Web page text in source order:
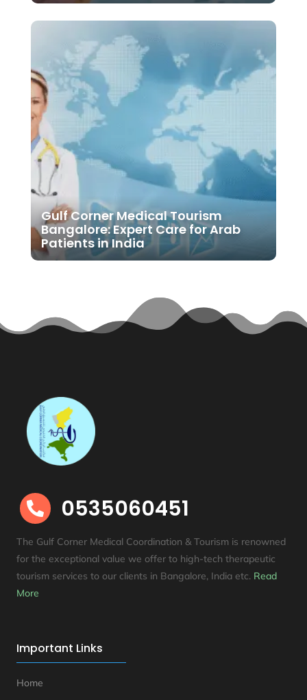
Gulf Corner Medical Tourism
Bangalore: Expert Care for Arab
Patients in India
 0535060451
The Gulf Corner Medical Coordination & Tourism is renowned
for the exceptional value we offer to high-tech therapeutic
tourism services to our clients in Bangalore, India etc. Read
More
Important Links
Home